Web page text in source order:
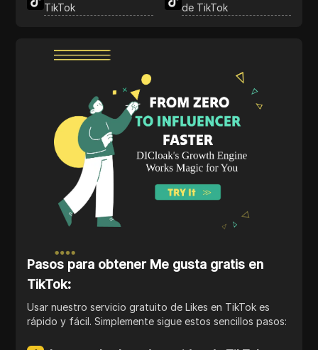
TikTok
de TikTok
Pasos para obtener Me gusta gratis en
TikTok:
Usar nuestro servicio gratuito de Likes en TikTok es
rápido y fácil. Simplemente sigue estos sencillos pasos: